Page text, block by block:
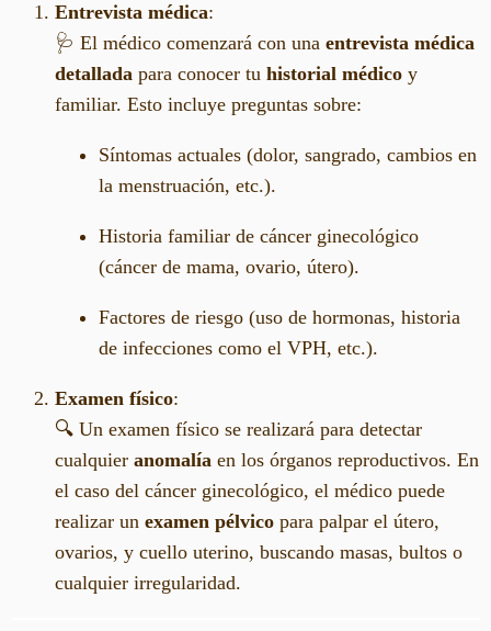
Entrevista médica:
🩺 El médico comenzará con una entrevista médica
detallada para conocer tu historial médico y
familiar. Esto incluye preguntas sobre:
Síntomas actuales (dolor, sangrado, cambios en
la menstruación, etc.).
Historia familiar de cáncer ginecológico
(cáncer de mama, ovario, útero).
Factores de riesgo (uso de hormonas, historia
de infecciones como el VPH, etc.).
Examen físico:
🔍 Un examen físico se realizará para detectar
cualquier anomalía en los órganos reproductivos. En
el caso del cáncer ginecológico, el médico puede
realizar un examen pélvico para palpar el útero,
ovarios, y cuello uterino, buscando masas, bultos o
cualquier irregularidad.